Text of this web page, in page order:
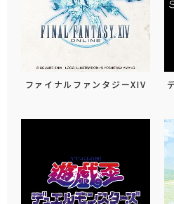
ファイナルファンタジーXIV